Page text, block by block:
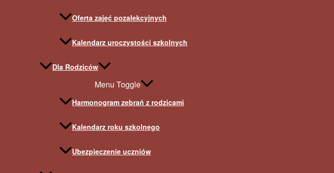
Oferta zajęć pozalekcyjnych
Kalendarz uroczystości szkolnych
Dla Rodziców
Menu Toggle
Harmonogram zebrań z rodzicami
Kalendarz roku szkolnego
Ubezpieczenie uczniów